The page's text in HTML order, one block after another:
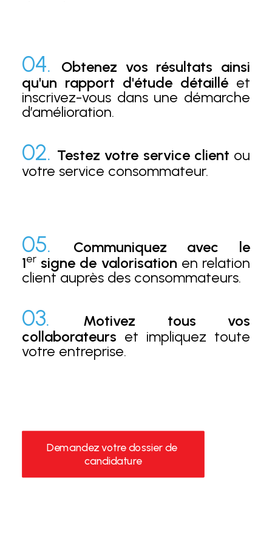
04.
Obtenez vos résultats ainsi
qu'un rapport d'étude détaillé et
inscrivez-vous dans une démarche
d’amélioration.
02. Testez votre service client ou
votre service consommateur.
05.
Communiquez avec le
1er signe de valorisation en relation
client auprès des consommateurs.
03.
Motivez tous vos
collaborateurs et impliquez toute
votre entreprise.
Demandez votre dossier de
candidature